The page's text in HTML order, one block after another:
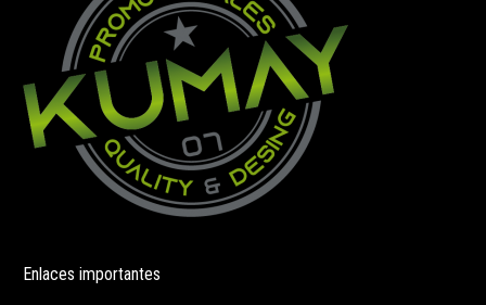
la
página
de
producto
Enlaces importantes